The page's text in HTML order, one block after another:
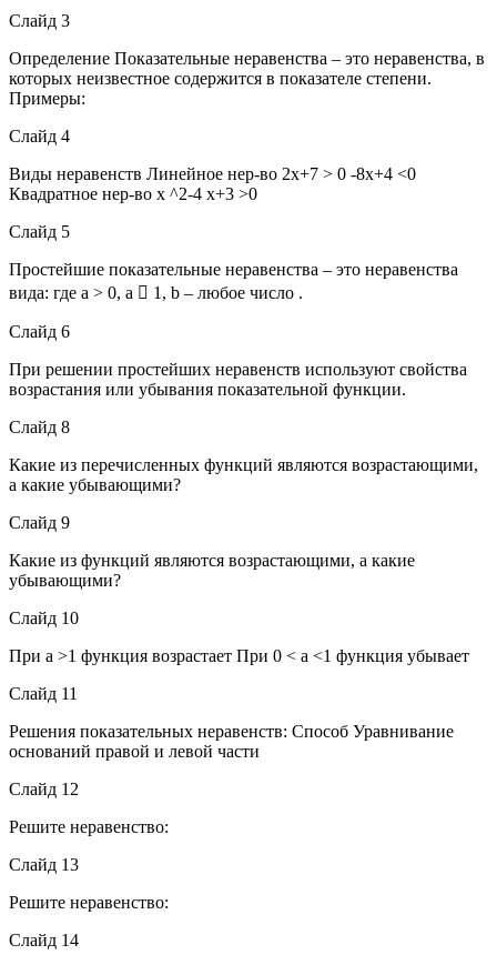
Слайд 3
Определение Показательные неравенства – это неравенства, в
которых неизвестное содержится в показателе степени.
Примеры:
Слайд 4
Виды неравенств Линейное нер-во 2х+7 > 0 -8х+4 <0
Квадратное нер-во х ^2-4 х+3 >0
Слайд 5
Простейшие показательные неравенства – это неравенства
вида: где a > 0, a  1, b – любое число .
Слайд 6
При решении простейших неравенств используют свойства
возрастания или убывания показательной функции.
Слайд 8
Какие из перечисленных функций являются возрастающими,
а какие убывающими?
Слайд 9
Какие из функций являются возрастающими, а какие
убывающими?
Слайд 10
При а >1 функция возрастает При 0 < а <1 функция убывает
Слайд 11
Решения показательных неравенств: Способ Уравнивание
оснований правой и левой части
Слайд 12
Решите неравенство:
Слайд 13
Решите неравенство:
Слайд 14